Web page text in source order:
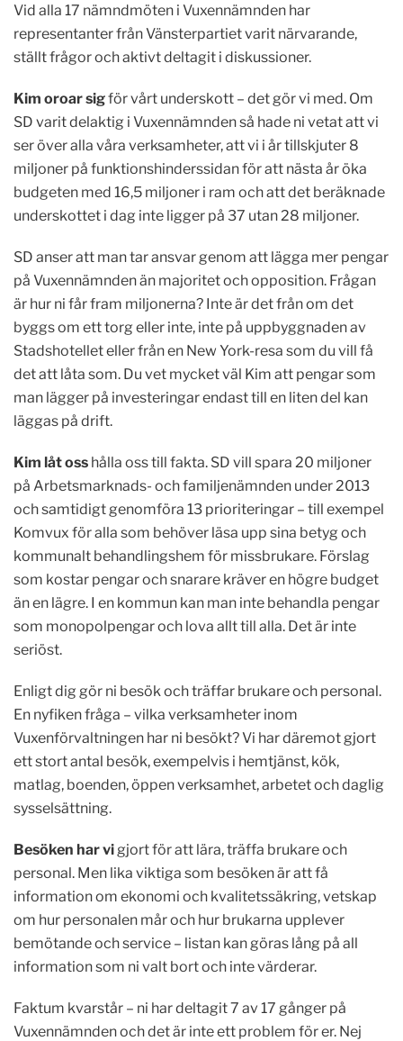
Vid alla 17 nämndmöten i Vuxen­nämnden har
representanter från Vänster­partiet varit närvarande,
ställt frågor och aktivt deltagit i diskussioner.
Kim oroar sigför vårt underskott – det gör vi med. Om
SD varit delaktig i Vuxennämnden så hade ni vetat att vi
ser över alla våra verksamheter, att vi i år till­skjuter 8
miljoner på funktionshinderssidan för att nästa år öka
budgeten med 16,5 miljoner i ram och att det beräknade
underskottet i dag inte ligger på 37 utan 28 miljoner.
SD anser att man tar ansvar genom att lägga mer pengar
på Vuxennämnden än majoritet och opposition. Frågan
är hur ni får fram miljonerna? Inte är det från om det
byggs om ett torg eller inte, inte på uppbyggnaden av
Stadshotellet eller från en New York-resa som du vill få
det att låta som. Du vet mycket väl Kim att pengar som
man lägger på investeringar endast till en liten del kan
läggas på drift.
Kim låt oss hålla oss till fakta. SD vill spara 20 miljoner
på Arbetsmarknads- och familjenämnden under 2013
och samtidigt genomföra 13 prioriteringar – till exempel
Komvux för alla som behöver läsa upp sina betyg och
kommunalt behandlingshem för missbrukare. Förslag
som kostar pengar och snarare kräver en högre budget
än en lägre. I en kommun kan man inte behandla pengar
som monopolpengar och lova allt till alla. Det är inte
seriöst.
Enligt dig gör ni besök och träffar brukare och personal.
En nyfiken fråga – vilka verksamheter inom
Vuxenförvaltningen har ni besökt? Vi har däremot gjort
ett stort antal besök, exempelvis i hemtjänst, kök,
matlag, boenden, öppen verksamhet, arbetet och daglig
sysselsättning.
Besöken har vigjort för att lära, träffa brukare och
personal. Men lika viktiga som besöken är att få
information om ekonomi och kvalitetssäkring, vetskap
om hur personalen mår och hur brukarna upplever
bemötande och service – listan kan göras lång på all
information som ni valt bort och inte värderar.
Faktum kvarstår – ni har deltagit 7 av 17 gånger på
Vuxennämnden och det är inte ett problem för er. Nej